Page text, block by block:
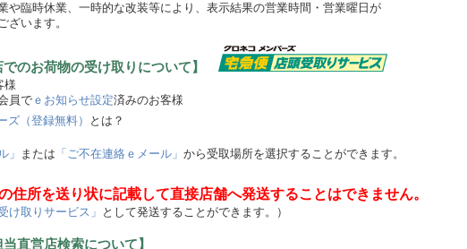
や臨時休業、一時的な改装等により、表示結果の営業時間・営業曜日が
います。
でのお荷物の受け取りについて】
様
員で ｅお知らせ設定済みのお客様
ズ（登録無料）
とは？
」
または 「ご不在連絡ｅメール」 から受取場所を選択することができます。
住所を送り状に記載して直接店舗へ発送することはできません。
け取りサービス」 として発送することができます。）
直営店検索について】